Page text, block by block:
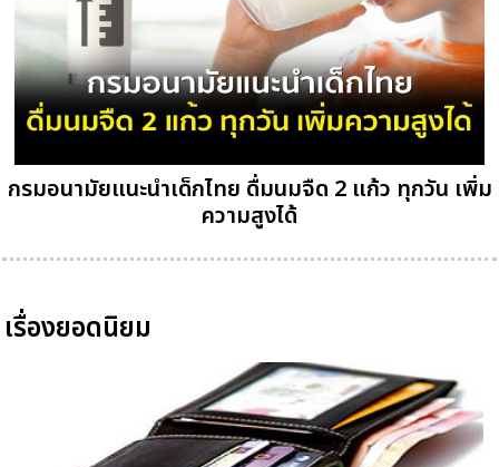
กรมอนามัยแนะนำเด็กไทย ดื่มนมจืด 2 แก้ว ทุกวัน เพิ่ม
ความสูงได้
เรื่องยอดนิยม